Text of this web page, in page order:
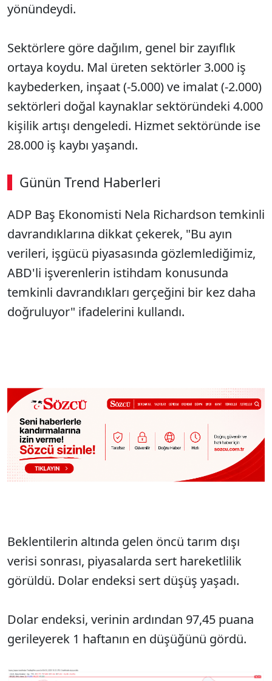
yönündeydi.
Sektörlere göre dağılım, genel bir zayıflık
ortaya koydu. Mal üreten sektörler 3.000 iş
kaybederken, inşaat (-5.000) ve imalat (-2.000)
sektörleri doğal kaynaklar sektöründeki 4.000
kişilik artışı dengeledi. Hizmet sektöründe ise
28.000 iş kaybı yaşandı.
Günün Trend Haberleri
00:02 / 08:06
Sesi Aç
ADP Baş Ekonomisti Nela Richardson temkinli
davrandıklarına dikkat çekerek, "Bu ayın
verileri, işgücü piyasasında gözlemlediğimiz,
ABD'li işverenlerin istihdam konusunda
temkinli davrandıkları gerçeğini bir kez daha
doğruluyor" ifadelerini kullandı.
Beklentilerin altında gelen öncü tarım dışı
verisi sonrası, piyasalarda sert hareketlilik
görüldü. Dolar endeksi sert düşüş yaşadı.
Dolar endeksi, verinin ardından 97,45 puana
gerileyerek 1 haftanın en düşüğünü gördü.